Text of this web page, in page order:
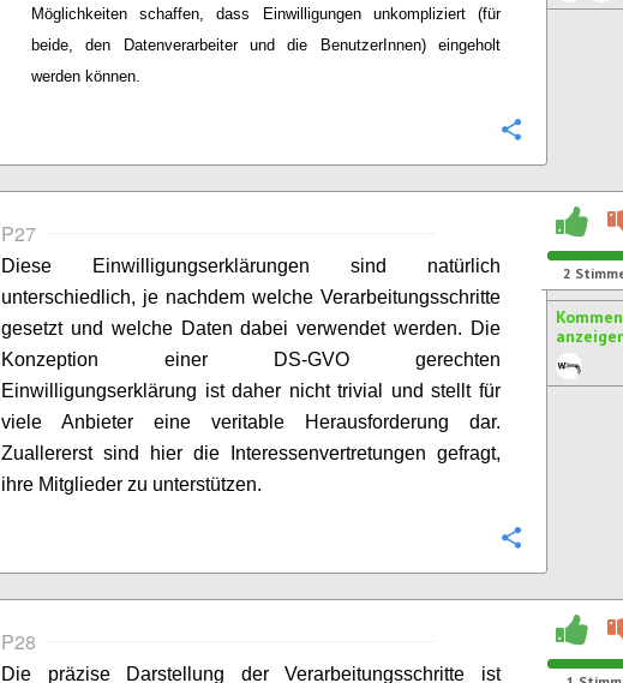
Möglichkeiten schaffen, dass Einwilligungen unkompliziert (für
beide, den Datenverarbeiter und die BenutzerInnen) eingeholt
werden können.
P27
Diese Einwilligungserklärungen sind natürlich
unterschiedlich, je nachdem welche Verarbeitungsschritte
gesetzt und welche Daten dabei verwendet werden. Die
Konzeption einer DS-GVO gerechten
Einwilligungserklärung ist daher nicht trivial und stellt für
viele Anbieter eine veritable Herausforderung dar.
Zuallererst sind hier die Interessenvertretungen gefragt,
ihre Mitglieder zu unterstützen.
2
P28
Die präzise Darstellung der Verarbeitungsschritte ist